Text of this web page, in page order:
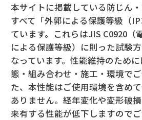
本サイトに掲載している防じん・
すべて「外郭による保護等級（
ています。これらはJIS C0920（
による保護等級）に則った試験
なっています。性能維持のため
態・組み合わせ・施工・環境で
た、本性能はご使用環境を含め
ありません。経年変化や変形破
来有する性能が低下しますのでご